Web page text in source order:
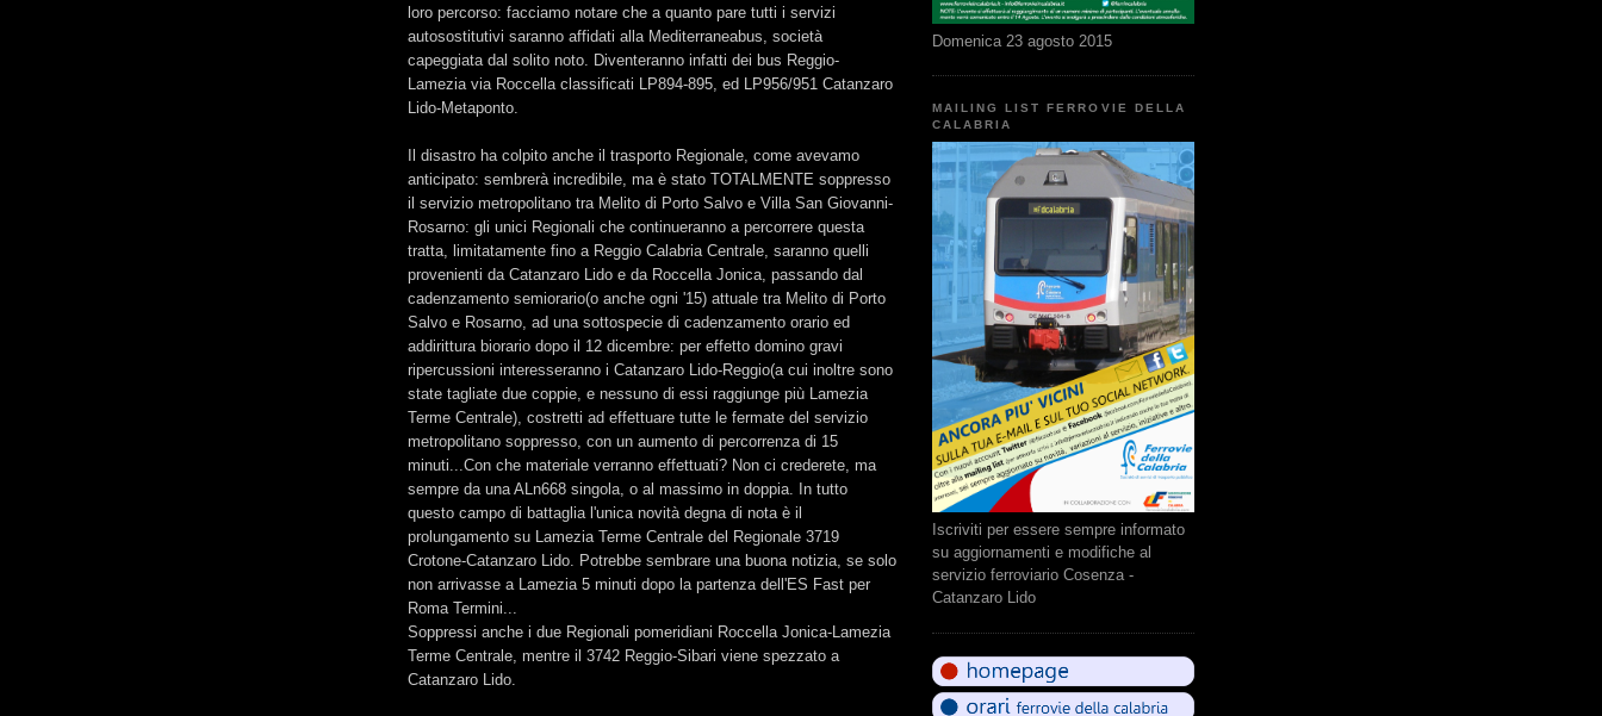
loro percorso: facciamo notare che a quanto pare tutti i servizi
autosostitutivi saranno affidati alla Mediterraneabus, società
capeggiata dal solito noto. Diventeranno infatti dei bus Reggio-
Lamezia via Roccella classificati LP894-895, ed LP956/951 Catanzaro
Lido-Metaponto.
Il disastro ha colpito anche il trasporto Regionale, come avevamo
anticipato: sembrerà incredibile, ma è stato TOTALMENTE soppresso
il servizio metropolitano tra Melito di Porto Salvo e Villa San Giovanni-
Rosarno: gli unici Regionali che continueranno a percorrere questa
tratta, limitatamente fino a Reggio Calabria Centrale, saranno quelli
provenienti da Catanzaro Lido e da Roccella Jonica, passando dal
cadenzamento semiorario(o anche ogni '15) attuale tra Melito di Porto
Salvo e Rosarno, ad una sottospecie di cadenzamento orario ed
addirittura biorario dopo il 12 dicembre: per effetto domino gravi
ripercussioni interesseranno i Catanzaro Lido-Reggio(a cui inoltre sono
state tagliate due coppie, e nessuno di essi raggiunge più Lamezia
Terme Centrale), costretti ad effettuare tutte le fermate del servizio
metropolitano soppresso, con un aumento di percorrenza di 15
minuti...Con che materiale verranno effettuati? Non ci crederete, ma
sempre da una ALn668 singola, o al massimo in doppia. In tutto
questo campo di battaglia l'unica novità degna di nota è il
prolungamento su Lamezia Terme Centrale del Regionale 3719
Crotone-Catanzaro Lido. Potrebbe sembrare una buona notizia, se solo
non arrivasse a Lamezia 5 minuti dopo la partenza dell'ES Fast per
Roma Termini...
Soppressi anche i due Regionali pomeridiani Roccella Jonica-Lamezia
Terme Centrale, mentre il 3742 Reggio-Sibari viene spezzato a
Catanzaro Lido.
Domenica 23 agosto 2015
MAILING LIST FERROVIE DELLA
CALABRIA
Iscriviti per essere sempre informato
su aggiornamenti e modifiche al
servizio ferroviario Cosenza -
Catanzaro Lido